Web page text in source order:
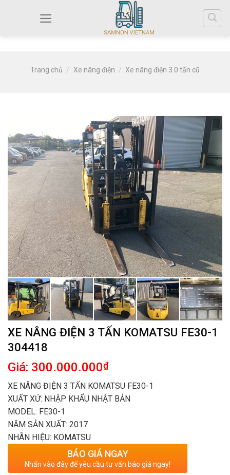
Trang chủ / Xe nâng điện / Xe nâng điện 3.0 tấn cũ
XE NÂNG ĐIỆN 3 TẤN KOMATSU FE30-1
304418
Giá: 300.000.000₫
XE NÂNG ĐIỆN 3 TẤN KOMATSU FE30-1
XUẤT XỨ: NHẬP KHẨU NHẬT BẢN
MODEL: FE30-1
NĂM SẢN XUẤT: 2017
NHÃN HIỆU: KOMATSU
BÁO GIÁ NGAY
Nhấn vào đây để yêu cầu tư vấn báo giá ngay!